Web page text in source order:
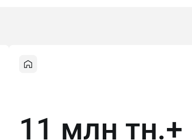
11 млн тн.+